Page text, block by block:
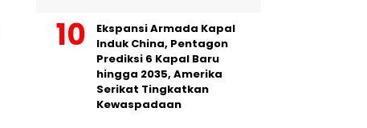
Ekspansi Armada Kapal
Induk China, Pentagon
Prediksi 6 Kapal Baru
hingga 2035, Amerika
Serikat Tingkatkan
Kewaspadaan